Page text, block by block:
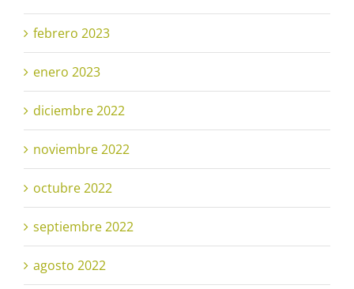
febrero 2023
enero 2023
diciembre 2022
noviembre 2022
octubre 2022
septiembre 2022
agosto 2022